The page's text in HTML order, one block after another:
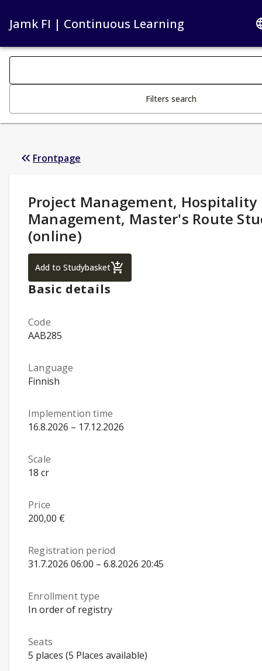
Jamk FI | Continuous Learning
Search filters
Filters search
Frontpage
Study Details:
Project Management, Hospitality
Management, Master's Route
(online)
Add to StudybasketProject Management, Hospitality
Basic details
Code
AAB285
Language
Finnish
Implemention time
16.8.2026 – 17.12.2026
Scale
18 cr
Price
200,00 €
Registration period
31.7.2026 06:00 – 6.8.2026 20:45
Enrollment type
In order of registry
Seats
5 places (5 Places available)